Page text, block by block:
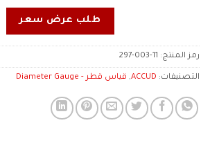
طلب عرض سعر
رمز المنتج: 297-003-11
التصنيفات: ACCUD
, قياس قطر - Diameter Gauge